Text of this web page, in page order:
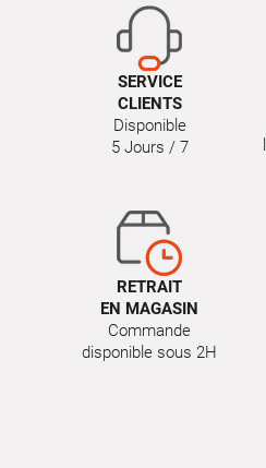
SERVICE
CLIENTS
Disponible
5 Jours / 7
RETRAIT
EN MAGASIN
Commande
disponible sous 2H